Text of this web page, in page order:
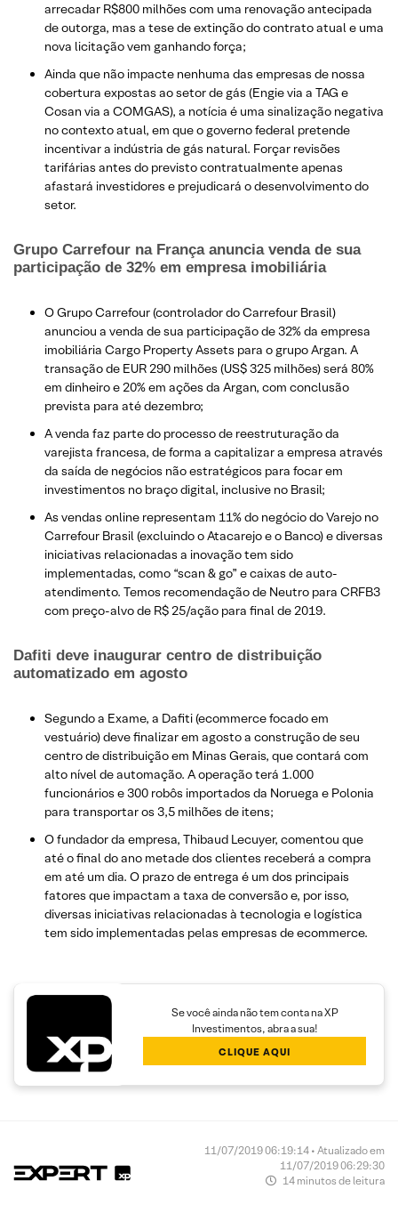
arrecadar R$800 milhões com uma renovação antecipada
de outorga, mas a tese de extinção do contrato atual e uma
nova licitação vem ganhando força;
Ainda que não impacte nenhuma das empresas de nossa
cobertura expostas ao setor de gás (Engie via a TAG e
Cosan via a COMGAS), a notícia é uma sinalização negativa
no contexto atual, em que o governo federal pretende
incentivar a indústria de gás natural. Forçar revisões
tarifárias antes do previsto contratualmente apenas
afastará investidores e prejudicará o desenvolvimento do
setor.
​Grupo Carrefour na França anuncia venda de sua
participação de 32% em empresa imobiliária
O Grupo Carrefour (controlador do Carrefour Brasil)
anunciou a venda de sua participação de 32% da empresa
imobiliária Cargo Property Assets para o grupo Argan. A
transação de EUR 290 milhões (US$ 325 milhões) será 80%
em dinheiro e 20% em ações da Argan, com conclusão
prevista para até dezembro;
A venda faz parte do processo de reestruturação da
varejista francesa, de forma a capitalizar a empresa através
da saída de negócios não estratégicos para focar em
investimentos no braço digital, inclusive no Brasil;
As vendas online representam 11% do negócio do Varejo no
Carrefour Brasil (excluindo o Atacarejo e o Banco) e diversas
iniciativas relacionadas a inovação tem sido
implementadas, como “scan & go” e caixas de auto-
atendimento. Temos recomendação de Neutro para CRFB3
com preço-alvo de R$ 25/ação para final de 2019.
Dafiti deve inaugurar centro de distribuição
automatizado em agosto
Segundo a Exame, a Dafiti (ecommerce focado em
vestuário) deve finalizar em agosto a construção de seu
centro de distribuição em Minas Gerais, que contará com
alto nível de automação. A operação terá 1.000
funcionários e 300 robôs importados da Noruega e Polonia
para transportar os 3,5 milhões de itens;
O fundador da empresa, Thibaud Lecuyer, comentou que
até o final do ano metade dos clientes receberá a compra
em até um dia. O prazo de entrega é um dos principais
fatores que impactam a taxa de conversão e, por isso,
diversas iniciativas relacionadas à tecnologia e logística
tem sido implementadas pelas empresas de ecommerce.
Se você ainda não tem conta na XP
Investimentos, abra a sua!
CLIQUE AQUI
11/07/2019 06:19:14 • Atualizado em
11/07/2019 06:29:30
14 minutos de leitura